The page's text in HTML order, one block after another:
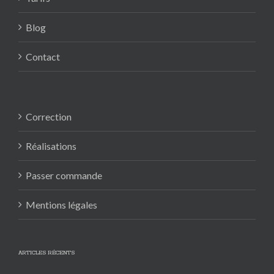
Blog
Contact
Correction
Réalisations
Passer commande
Mentions légales
ARTICLES RÉCENTS